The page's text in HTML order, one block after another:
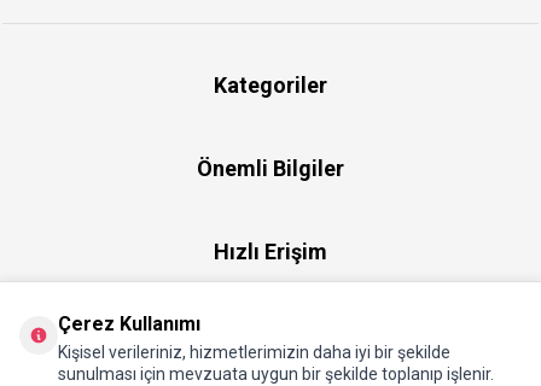
Kategoriler
Önemli Bilgiler
Hızlı Erişim
Çerez Kullanımı
Kişisel verileriniz, hizmetlerimizin daha iyi bir şekilde
sunulması için mevzuata uygun bir şekilde toplanıp işlenir.